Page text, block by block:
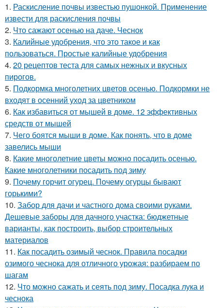
1. Раскисление почвы известью пушонкой. Применение
извести для раскисления почвы
2. Что сажают осенью на даче. Чеснок
3. Калийные удобрения, что это такое и как
пользоваться. Простые калийные удобрения
4. 20 рецептов теста для самых нежных и вкусных
пирогов.
5. Подкормка многолетних цветов осенью. Подкормки не
входят в осенний уход за цветником
6. Как избавиться от мышей в доме. 12 эффективных
средств от мышей
7. Чего боятся мыши в доме. Как понять, что в доме
завелись мыши
8. Какие многолетние цветы можно посадить осенью.
Какие многолетники посадить под зиму
9. Почему горчит огурец. Почему огурцы бывают
горькими?
10. Забор для дачи и частного дома своими руками.
Дешевые заборы для дачного участка: бюджетные
варианты, как построить, выбор строительных
материалов
11. Как посадить озимый чеснок. Правила посадки
озимого чеснока для отличного урожая: разбираем по
шагам
12. Что можно сажать и сеять под зиму. Посадка лука и
чеснока